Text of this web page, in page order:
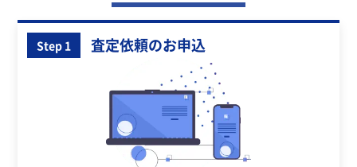
Step 1 査定依頼のお申込